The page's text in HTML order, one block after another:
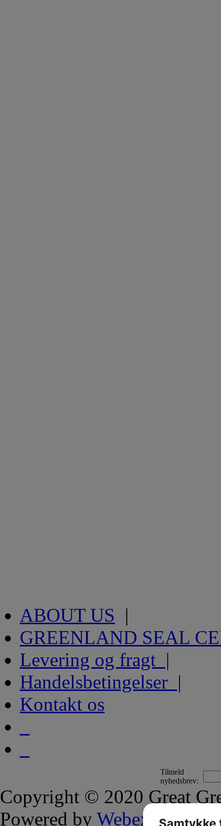
ABOUT US |
GREENLAND SEAL
Levering og fragt |
Handelsbetingelser |
Kontakt os
Tilmeld
nyhedsbrev:
Copyright © 2020 Great
Powered by Webex